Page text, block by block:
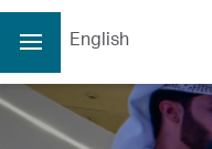
English